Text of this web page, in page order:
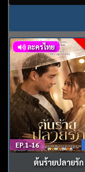
ละครไทย
EP.1-16
ต้นร้ายปลายรัก